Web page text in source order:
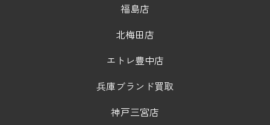
福島店
北梅田店
エトレ豊中店
兵庫ブランド買取
神戸三宮店